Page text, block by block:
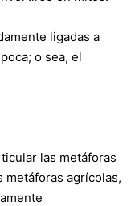
ligadas a
o sea, el
las metáforas
metáforas agrícolas,